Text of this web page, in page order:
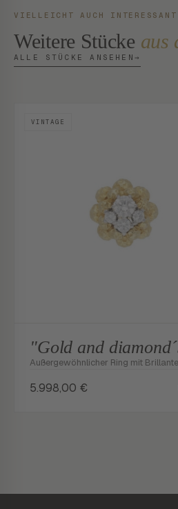
VIELLEICHT AUCH INTERESSANT
Weitere Stücke aus
ALLE STÜCKE ANSEHEN →
VINTAGE
"Gold and
Außergewöhnlicher Ring mit
5.998,00 €